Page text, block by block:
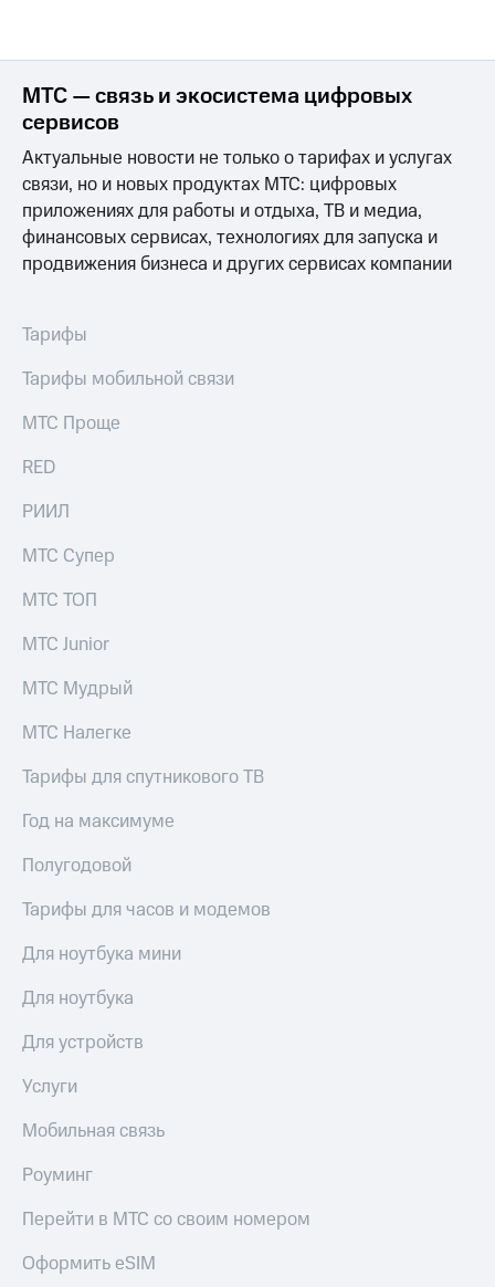
МТС — связь и экосистема цифровых
сервисов
Актуальные новости не только о тарифах и услугах
связи, но и новых продуктах МТС: цифровых
приложениях для работы и отдыха, ТВ и медиа,
финансовых сервисах, технологиях для запуска и
продвижения бизнеса и других сервисах компании
Тарифы
Тарифы мобильной связи
МТС Проще
RED
РИИЛ
МТС Супер
МТС ТОП
МТС Junior
МТС Мудрый
МТС Налегке
Тарифы для спутникового ТВ
Год на максимуме
Полугодовой
Тарифы для часов и модемов
Для ноутбука мини
Для ноутбука
Для устройств
Услуги
Мобильная связь
Роуминг
Перейти в МТС со своим номером
Оформить eSIM